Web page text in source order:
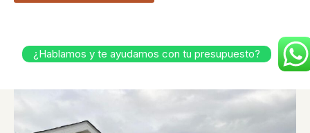
¿Hablamos y te ayudamos con tu presupuesto?